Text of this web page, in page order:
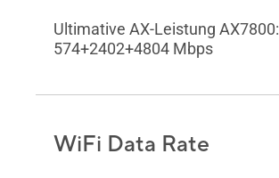
Ultimative AX-Leistung AX7800:
574+2402+4804 Mbps
WiFi Data Rate